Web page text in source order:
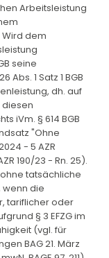
Arbeitsleistung
dem
seine
Abs. 1 Satz 1 BGB
dh. auf
iVm. § 614 BGB
"Ohne
- 5 AZR
190/23 - Rn. 25).
tatsächliche
wenn die
tariflicher oder
§ 3 EFZG im
(vgl. für
BAG 21. März